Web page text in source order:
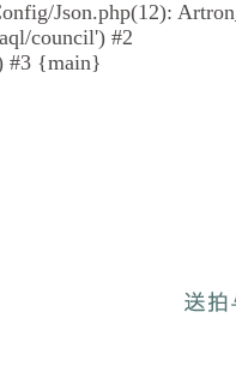
Json.php(12):
council') #2
#3 {main}